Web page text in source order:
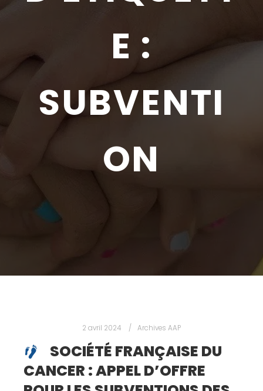
E :
SUBVENTI
ON
2 avril 2024 Archives AAP
SOCIÉTÉ FRANÇAISE DU
CANCER : APPEL D’OFFRE